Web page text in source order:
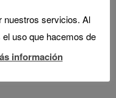
nuestros servicios. Al
uso que hacemos de
información